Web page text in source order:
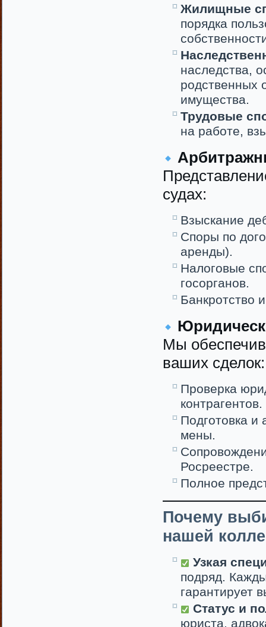
Жилищные
порядка
наследства,
родственных
имущества.
Трудовые
на работе,
судах:
Взыскание
Споры по
аренды).
Налоговые
госорганов.
Банкротство
Мы
ваших сделок:
Проверка
контрагентов.
Подготовка и
мены.
Росреестре.
Полное
Почему
нашей
Узкая
подряд.
гарантирует
Статус и
юриста,